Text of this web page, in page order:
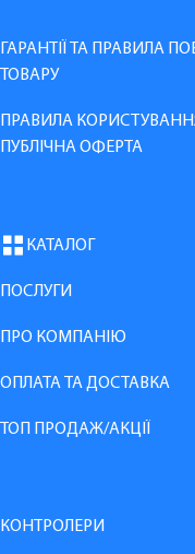
ГАРАНТІЇ ТА ПРАВИЛА
ТОВАРУ
ПРАВИЛА
ПУБЛІЧНА ОФЕРТА
КАТАЛОГ
ПОСЛУГИ
ПРО КОМПАНІЮ
ОПЛАТА ТА ДОСТАВКА
ТОП ПРОДАЖ/АКЦІЇ
КОНТРОЛЕРИ